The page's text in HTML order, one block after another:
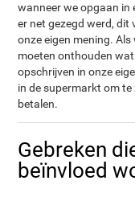
wanneer we opgaan in
er net gezegd werd, dit
onze eigen mening.
moeten onthouden
opschrijven in onze
in de supermarkt om
betalen.
Gebreken
beïnvloed